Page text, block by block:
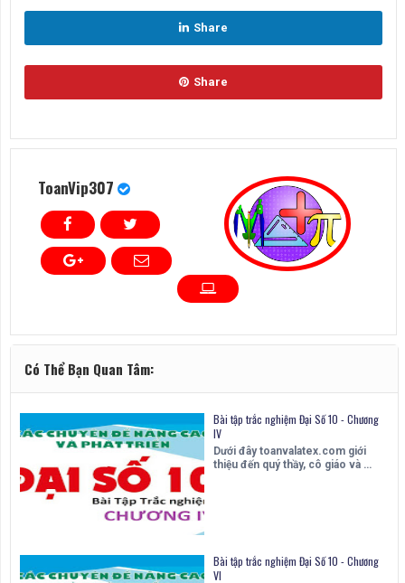
Share
Share
ToanVip307
Có Thể Bạn Quan Tâm:
Bài tập trắc nghiệm Đại Số 10 - Chương
IV
Dưới đây toanvalatex.com giới
thiệu đến quý thầy, cô giáo và …
Bài tập trắc nghiệm Đại Số 10 - Chương
VI